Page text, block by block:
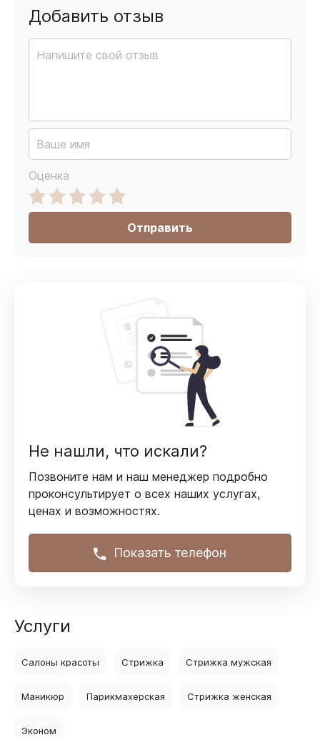
Добавить отзыв
Оценка
Отправить
Не нашли, что искали?
Позвоните нам и наш менеджер подробно
проконсультирует о всех наших услугах,
ценах и возможностях.
Показать телефон
Услуги
Салоны красоты Стрижка Стрижка мужская
Маникюр Парикмахерская Стрижка женская
Эконом